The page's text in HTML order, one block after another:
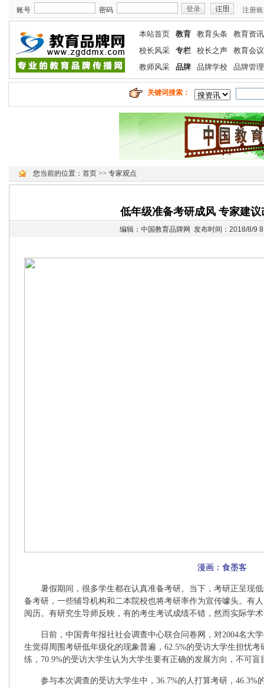
账号 密码 注册
本站首页 教育 教育头条
教育资讯
校长风采
专栏 校长之声
教育会议
教师风采
品牌 品牌学校 品牌管理
关键词搜索：
您当前的位置： 首页 >> 专家观点
低年级准备考研成风 专家建
编辑：中国教育品牌网 发布时间：2018/8/9
漫画：食墨客
暑假期间，很多学生都在认真准备考研。当下，考研正呈现低
备考研，一些辅导机构和二本院校也将考研率作为宣传噱头。有
阅历。有研究生导师反映，有的考生考试成绩不错，然而实际学
日前，中国青年报社社会调查中心联合问卷网，对2004名大学
生觉得周围考研低年级化的现象普遍，62.5%的受访大学生担忧
练，70.9%的受访大学生认为大学生要有正确的发展方向，不可盲
参与本次调查的受访大学生中，36.7%的人打算考研，46.3%